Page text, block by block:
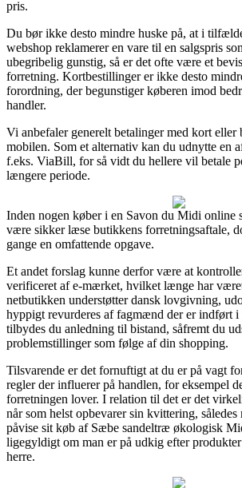
pris.
Du bør ikke desto mindre huske på, at i
webshop reklamerer en vare til en salgspris
ubegribelig gunstig, så er det ofte være et
forretning. Kortbestillinger er ikke desto
forordning, der begunstiger køberen imod
handler.
Vi anbefaler generelt betalinger med kort eller
mobilen. Som et alternativ kan du udnytte en
f.eks. ViaBill, for så vidt du hellere vil betale
længere periode.
Inden nogen køber i en Savon du Midi online
være sikker læse butikkens forretningsaftale,
gange en omfattende opgave.
Et andet forslag kunne derfor være at
verificeret af e-mærket, hvilket længe har
netbutikken understøtter dansk lovgivning,
hyppigt revurderes af fagmænd der er indført i
tilbydes du anledning til bistand, såfremt du
problemstillinger som følge af din shopping.
Tilsvarende er det fornuftigt at du er på vagt
regler der influerer på handlen, for eksempel
forretningen lover. I relation til det er det
når som helst opbevarer sin kvittering,
påvise sit køb af Sæbe sandeltræ økologisk
ligegyldigt om man er på udkig efter
herre.